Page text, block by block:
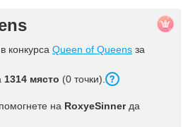
конкурса Queen of Queens за
1314 място (0 точки).
на RoxyeSinner да